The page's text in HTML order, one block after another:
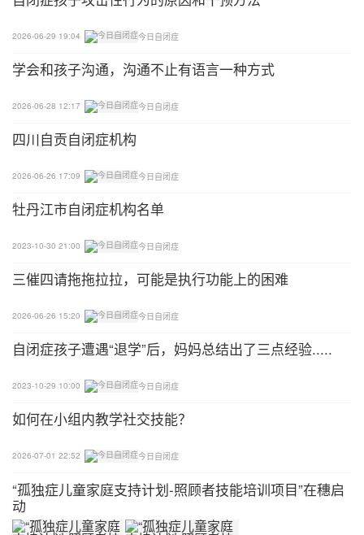
2026-06-29 19:04 今日自闭症
学会和孩子沟通，沟通不止有语言一种方式
2026-06-28 12:17 今日自闭症
四川自贡自闭症机构
2026-06-26 17:09 今日自闭症
牡丹江市自闭症机构名单
2023-10-30 21:00 今日自闭症
三催四请拖拖拉拉，可能是执行功能上的困难
2026-06-26 15:20 今日自闭症
自闭症孩子遭遇“退学”后，妈妈总结出了三点经验.....
2023-10-29 10:00 今日自闭症
如何在小组内教学社交技能？
2026-07-01 22:52 今日自闭症
“孤独症儿童家庭支持计划-照顾者技能培训项目”在穗启
动